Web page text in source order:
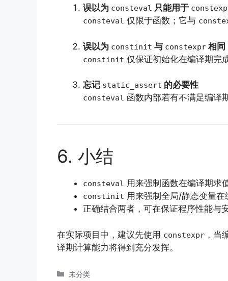
误以为 consteval 只能用于
consteval 仅限于函数；它与
误以为 constinit 与 constexpr 相同
constinit 仅保证初始化在编译期完
忘记 static_assert 的必要性
consteval 函数内部若有不满足编译
6. 小结
consteval 用来强制函数在编译期求
constinit 用来强制全局/静态变量在
正确结合两者，可在保证程序性能与
在实际项目中，建议先使用 constexpr ，当
译期计算能力将得到充分发挥。
分
未分类